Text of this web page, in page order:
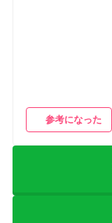
参考になった